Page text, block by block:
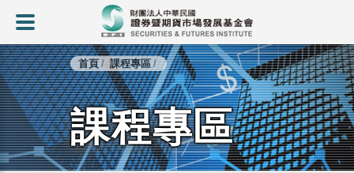
首頁 課程專區
課程專區